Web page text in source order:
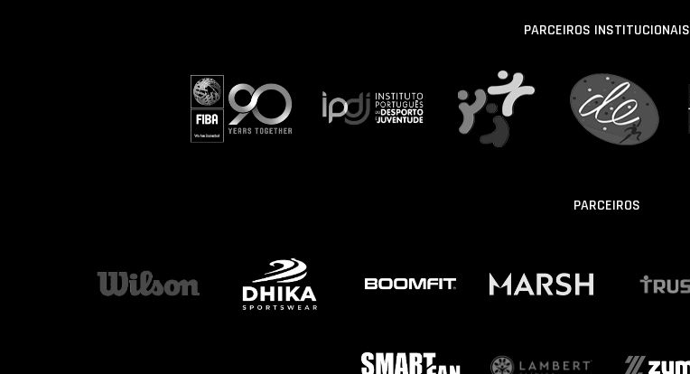
PARCEIROS INSTITUCIONAIS
PARCEIROS